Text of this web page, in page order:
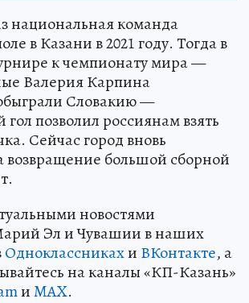
национальная команда
в Казани в 2021 году. Тогда в
к чемпионату мира —
Валерия Карпина
Словакию —
позволил россиянам взять
Сейчас город вновь
возвращение большой сборной
новостями
Эл и Чувашии в наших
Одноклассникахи ВКонтакте, а
на каналы «КП-Казань»
иMAX.